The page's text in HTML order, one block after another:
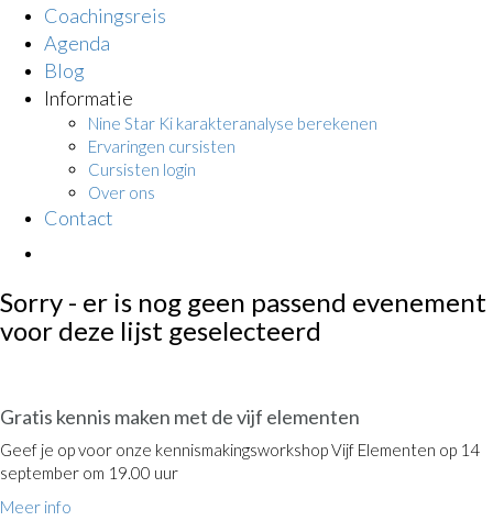
Coachingsreis
Agenda
Blog
Informatie
Nine Star Ki karakteranalyse berekenen
Ervaringen cursisten
Cursisten login
Over ons
Contact
Sorry - er is nog geen passend evenement
voor deze lijst geselecteerd
Gratis kennis maken met de vijf elementen
Geef je op voor onze kennismakingsworkshop Vijf Elementen op 14
september om 19.00 uur
Meer info